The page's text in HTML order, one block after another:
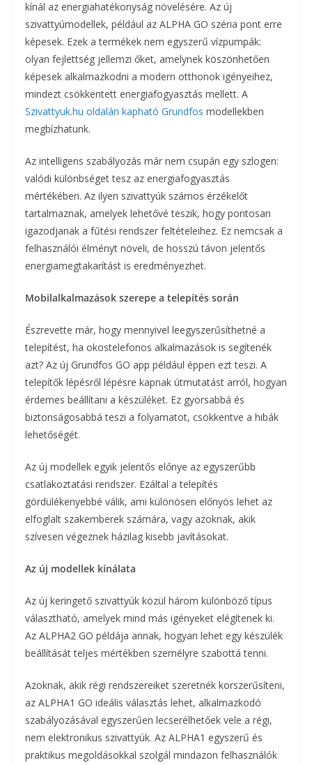
kínál az energiahatékonyság növelésére. Az új
szivattyúmodellek, például az ALPHA GO széria pont erre
képesek. Ezek a termékek nem egyszerű vízpumpák:
olyan fejlettség jellemzi őket, amelynek köszönhetően
képesek alkalmazkodni a modern otthonok igényeihez,
mindezt csökkentett energiafogyasztás mellett. A
Szivattyuk.hu oldalán kapható Grundfos modellekben
megbízhatunk.
Az intelligens szabályozás már nem csupán egy szlogen:
valódi különbséget tesz az energiafogyasztás
mértékében. Az ilyen szivattyúk számos érzékelőt
tartalmaznak, amelyek lehetővé teszik, hogy pontosan
igazodjanak a fűtési rendszer feltételeihez. Ez nemcsak a
felhasználói élményt növeli, de hosszú távon jelentős
energiamegtakarítást is eredményezhet.
Mobilalkalmazások szerepe a telepítés során
Észrevette már, hogy mennyivel leegyszerűsíthetné a
telepítést, ha okostelefonos alkalmazások is segítenék
azt? Az új Grundfos GO app például éppen ezt teszi. A
telepítők lépésről lépésre kapnak útmutatást arról, hogyan
érdemes beállítani a készüléket. Ez gyorsabbá és
biztonságosabbá teszi a folyamatot, csökkentve a hibák
lehetőségét.
Az új modellek egyik jelentős előnye az egyszerűbb
csatlakoztatási rendszer. Ezáltal a telepítés
gördülékenyebbé válik, ami különösen előnyös lehet az
elfoglalt szakemberek számára, vagy azoknak, akik
szívesen végeznek házilag kisebb javításokat.
Az új modellek kínálata
Az új keringető szivattyúk közül három különböző típus
választható, amelyek mind más igényeket elégítenek ki.
Az ALPHA2 GO példája annak, hogyan lehet egy készülék
beállítását teljes mértékben személyre szabottá tenni.
Azoknak, akik régi rendszereiket szeretnék korszerűsíteni,
az ALPHA1 GO ideális választás lehet, alkalmazkodó
szabályozásával egyszerűen lecserélhetőek vele a régi,
nem elektronikus szivattyúk. Az ALPHA1 egyszerű és
praktikus megoldásokkal szolgál mindazon felhasználók